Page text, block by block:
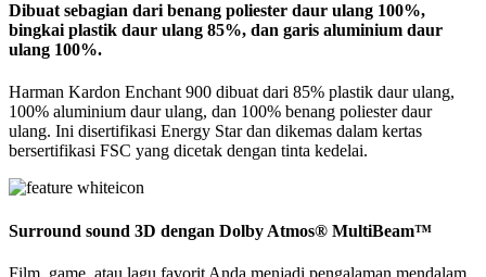
Dibuat sebagian dari benang poliester daur ulang 100%,
bingkai plastik daur ulang 85%, dan garis aluminium daur
ulang 100%.
Harman Kardon Enchant 900 dibuat dari 85% plastik daur ulang,
100% aluminium daur ulang, dan 100% benang poliester daur
ulang. Ini disertifikasi Energy Star dan dikemas dalam kertas
bersertifikasi FSC yang dicetak dengan tinta kedelai.
Surround sound 3D dengan Dolby Atmos® MultiBeam™
Film, game, atau lagu favorit Anda menjadi pengalaman mendalam